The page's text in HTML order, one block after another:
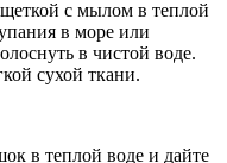
с мылом в теплой
в море или
в чистой воде.
сухой ткани.
в теплой воде и дайте